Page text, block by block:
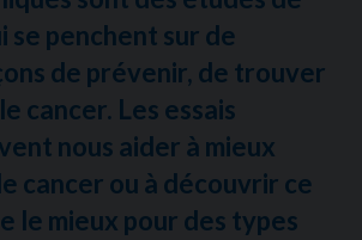
se penchent sur de
de prévenir, de trouver
cancer. Les essais
nous aider à mieux
cancer ou à découvrir ce
le mieux pour des types